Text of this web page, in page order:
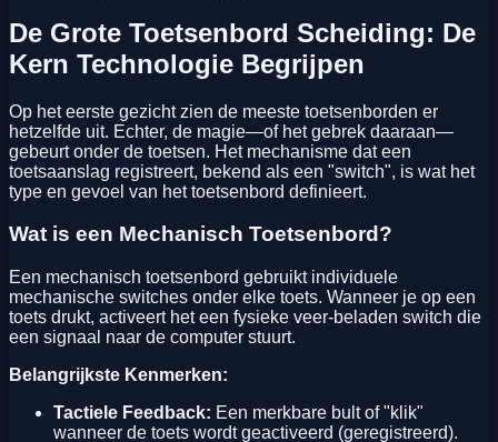
De Grote Toetsenbord Scheiding: De
Kern Technologie Begrijpen
Op het eerste gezicht zien de meeste toetsenborden er
hetzelfde uit. Echter, de magie—of het gebrek daaraan—
gebeurt onder de toetsen. Het mechanisme dat een
toetsaanslag registreert, bekend als een "switch", is wat het
type en gevoel van het toetsenbord definieert.
Wat is een Mechanisch Toetsenbord?
Een mechanisch toetsenbord gebruikt individuele
mechanische switches onder elke toets. Wanneer je op een
toets drukt, activeert het een fysieke veer-beladen switch die
een signaal naar de computer stuurt.
Belangrijkste Kenmerken:
Tactiele Feedback: Een merkbare bult of "klik"
wanneer de toets wordt geactiveerd (geregistreerd).